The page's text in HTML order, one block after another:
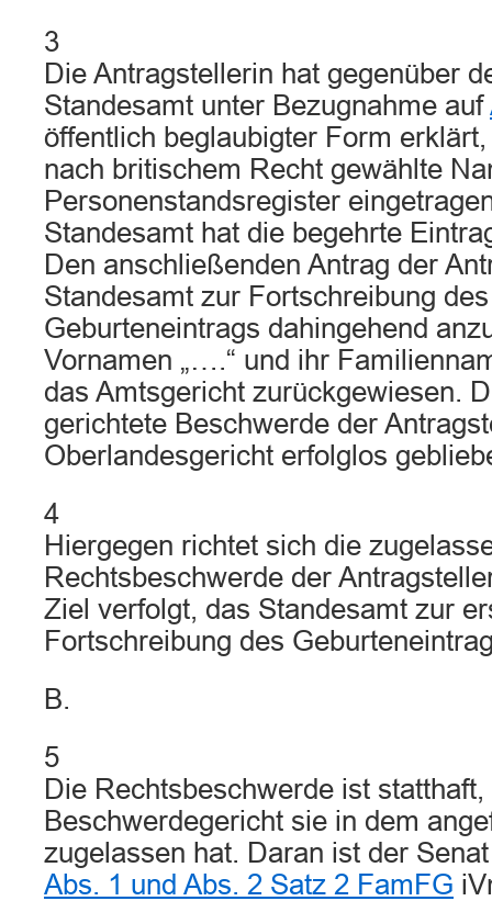
3
Die Antragstellerin hat gegenüber
Standesamt unter Bezugnahme auf
öffentlich beglaubigter Form
nach britischem Recht gewählte
Personenstandsregister
Standesamt hat die begehrte
Den anschließenden Antrag der
Standesamt zur Fortschreibung
Geburteneintrags dahingehend
Vornamen „….“ und ihr
das Amtsgericht zurückgewiesen.
gerichtete Beschwerde der
Oberlandesgericht erfolglos
4
Hiergegen richtet sich die
Rechtsbeschwerde der
Ziel verfolgt, das Standesamt zur
Fortschreibung des
B.
5
Die Rechtsbeschwerde ist
Beschwerdegericht sie in dem
zugelassen hat. Daran ist der
Abs. 1 und Abs. 2 Satz 2 FamFG